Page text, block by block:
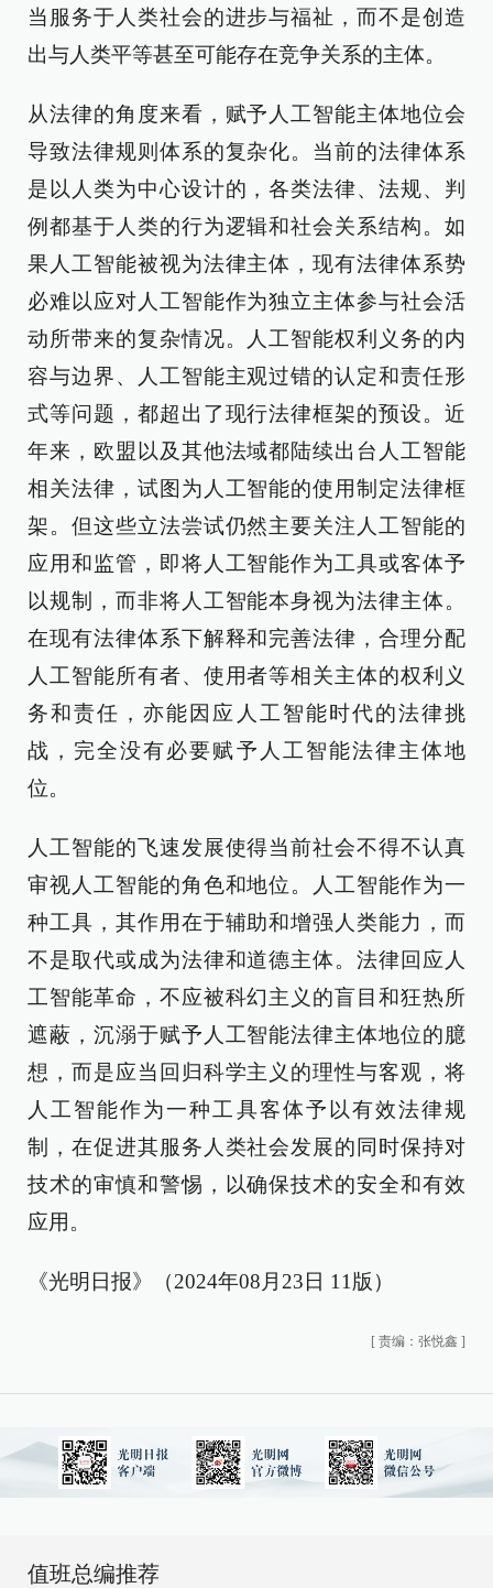
当服务于人类社会的进步与福祉，而不是创造
出与人类平等甚至可能存在竞争关系的主体。
从法律的角度来看，赋予人工智能主体地位会
导致法律规则体系的复杂化。当前的法律体系
是以人类为中心设计的，各类法律、法规、判
例都基于人类的行为逻辑和社会关系结构。如
果人工智能被视为法律主体，现有法律体系势
必难以应对人工智能作为独立主体参与社会活
动所带来的复杂情况。人工智能权利义务的内
容与边界、人工智能主观过错的认定和责任形
式等问题，都超出了现行法律框架的预设。近
年来，欧盟以及其他法域都陆续出台人工智能
相关法律，试图为人工智能的使用制定法律框
架。但这些立法尝试仍然主要关注人工智能的
应用和监管，即将人工智能作为工具或客体予
以规制，而非将人工智能本身视为法律主体。
在现有法律体系下解释和完善法律，合理分配
人工智能所有者、使用者等相关主体的权利义
务和责任，亦能因应人工智能时代的法律挑
战，完全没有必要赋予人工智能法律主体地
位。
人工智能的飞速发展使得当前社会不得不认真
审视人工智能的角色和地位。人工智能作为一
种工具，其作用在于辅助和增强人类能力，而
不是取代或成为法律和道德主体。法律回应人
工智能革命，不应被科幻主义的盲目和狂热所
遮蔽，沉溺于赋予人工智能法律主体地位的臆
想，而是应当回归科学主义的理性与客观，将
人工智能作为一种工具客体予以有效法律规
制，在促进其服务人类社会发展的同时保持对
技术的审慎和警惕，以确保技术的安全和有效
应用。
《光明日报》（2024年08月23日 11版）
[ 责编：张悦鑫 ]
值班总编推荐